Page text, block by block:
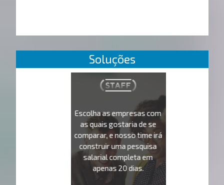
Soluções
Escolha as empresas com
as quais gostaria de se
comparar, e nosso time irá
construir uma pesquisa
salarial completa em
apenas 20 dias.